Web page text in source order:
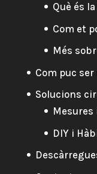
Què és
Com et
Més
Com puc
Solucions
DIY i